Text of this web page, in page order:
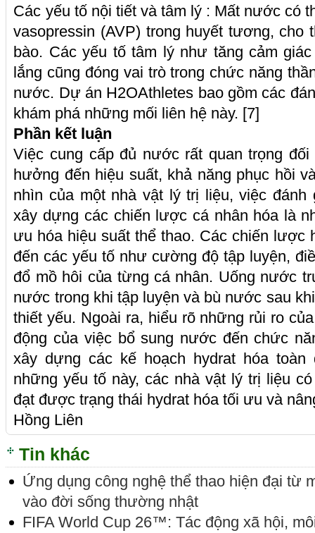
Các yếu tố nội tiết và tâm lý : Mất nước có
vasopressin (AVP) trong huyết tương, cho
bào. Các yếu tố tâm lý như tăng cảm
lắng cũng đóng vai trò trong chức năng
nước. Dự án H2OAthletes bao gồm các
khám phá những mối liên hệ này. [7]
Phần kết luận
Việc cung cấp đủ nước rất quan trọng
hưởng đến hiệu suất, khả năng phục hồi
nhìn của một nhà vật lý trị liệu, việc đánh
xây dựng các chiến lược cá nhân hóa là
ưu hóa hiệu suất thể thao. Các chiến lược
đến các yếu tố như cường độ tập luyện,
đổ mồ hôi của từng cá nhân. Uống nước
nước trong khi tập luyện và bù nước sau
thiết yếu. Ngoài ra, hiểu rõ những rủi ro
động của việc bổ sung nước đến chức
xây dựng các kế hoạch hydrat hóa toàn
những yếu tố này, các nhà vật lý trị liệu
đạt được trạng thái hydrat hóa tối ưu và
Hồng Liên
Tin khác
Ứng dụng công nghệ thể thao hiện đại từ
vào đời sống thường nhật
FIFA World Cup 26™: Tác động xã hội,